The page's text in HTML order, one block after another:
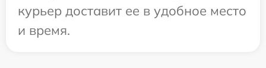
курьер доставит ее в удобное место
и время.